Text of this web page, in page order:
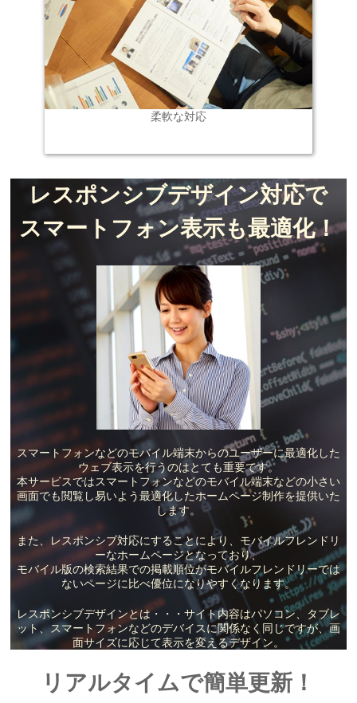
柔軟な対応
レスポンシブデザイン対応で
スマートフォン表示も最適化！
スマートフォンなどのモバイル端末からのユーザーに最適化した
ウェブ表示を行うのはとても重要です。
本サービスではスマートフォンなどのモバイル端末などの小さい
画面でも閲覧し易いよう最適化したホームページ制作を提供いた
します。
また、レスポンシブ対応にすることにより、モバイルフレンドリ
ーなホームページとなっており、
モバイル版の検索結果での掲載順位がモバイルフレンドリーでは
ないページに比べ優位になりやすくなります。
レスポンシブデザインとは・・・サイト内容はパソコン、タブレ
ット、スマートフォンなどのデバイスに関係なく同じですが、画
面サイズに応じて表示を変えるデザイン。
リアルタイムで簡単更新！